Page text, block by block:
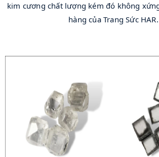
kim cương chất lượng kém đó không
hàng của Trang Sức HAR.